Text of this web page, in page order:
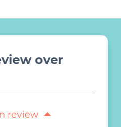
over
review